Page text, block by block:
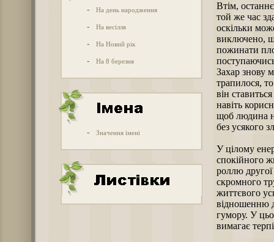
- На день народження
- На весілля
- На Новий рік
- На 8 березня
- Значення імені
Втім,
той же час
оскільки
виключено,
пожинати
Захар знову
трапилося,
він
навіть
щоб людина
без усякого
У цілому
спокійного
роллю другої
скромного
життєвого
відношенню
гумору. У
вимагає